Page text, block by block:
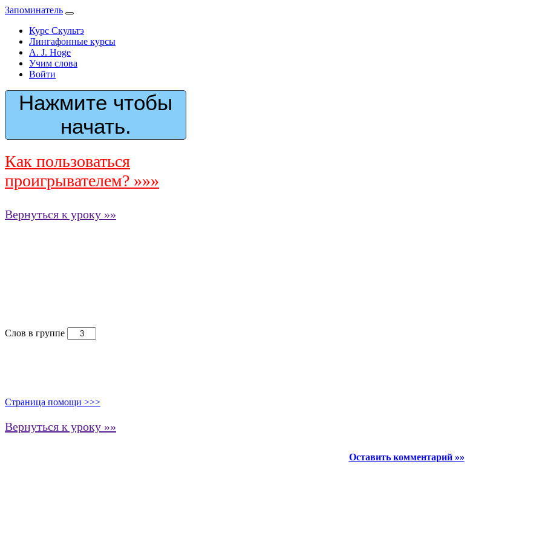
Запоминатель
Курс Скультэ
Лингафонные курсы
A. J. Hoge
Учим слова
Войти
Нажмите чтобы
начать.
Как пользоваться
проигрывателем? »»»
Вернуться к уроку »»
Слов в группе
Страница помощи >>>
Вернуться к уроку »»
Оставить комментарий »»